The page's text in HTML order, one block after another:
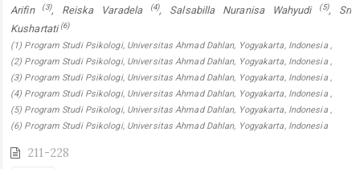
Arifin
(3), Reiska Varadela (4), Salsabilla Nuranisa Wahyudi (5), Sri
Kushartati(6)
(1) Program Studi Psikologi, Universitas Ahmad Dahlan, Yogyakarta, Indonesia ,
(2) Program Studi Psikologi, Universitas Ahmad Dahlan, Yogyakarta, Indonesia ,
(3) Program Studi Psikologi, Universitas Ahmad Dahlan, Yogyakarta, Indonesia ,
(4) Program Studi Psikologi, Universitas Ahmad Dahlan, Yogyakarta, Indonesia ,
(5) Program Studi Psikologi, Universitas Ahmad Dahlan, Yogyakarta, Indonesia ,
(6) Program Studi Psikologi, Universitas Ahmad Dahlan, Yogyakarta, Indonesia
211-228